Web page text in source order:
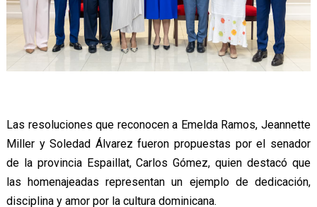
Las resoluciones que reconocen a Emelda Ramos, Jeannette
Miller y Soledad Álvarez fueron propuestas por el senador
de la provincia Espaillat, Carlos Gómez, quien destacó que
las homenajeadas representan un ejemplo de dedicación,
disciplina y amor por la cultura dominicana.